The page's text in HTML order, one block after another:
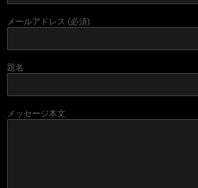
メールアドレス (必須)
題名
メッセージ本文